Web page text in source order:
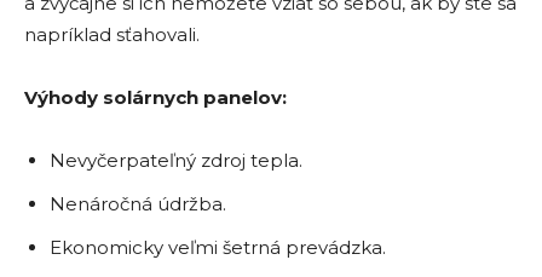
napríklad sťahovali.
Výhody solárnych panelov:
Nevyčerpateľný zdroj tepla.
Nenáročná údržba.
Ekonomicky veľmi šetrná prevádzka.